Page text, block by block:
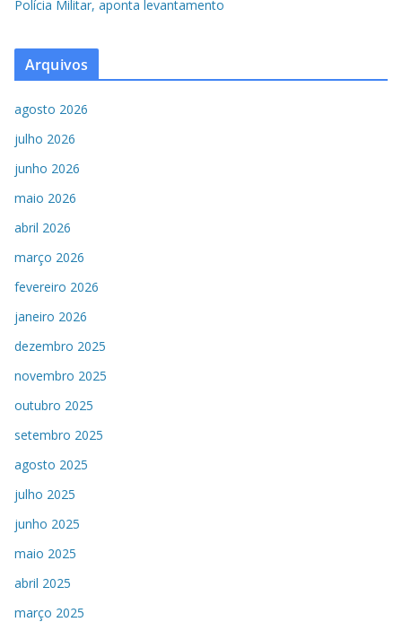
Polícia Militar, aponta levantamento
Arquivos
agosto 2026
julho 2026
junho 2026
maio 2026
abril 2026
março 2026
fevereiro 2026
janeiro 2026
dezembro 2025
novembro 2025
outubro 2025
setembro 2025
agosto 2025
julho 2025
junho 2025
maio 2025
abril 2025
março 2025